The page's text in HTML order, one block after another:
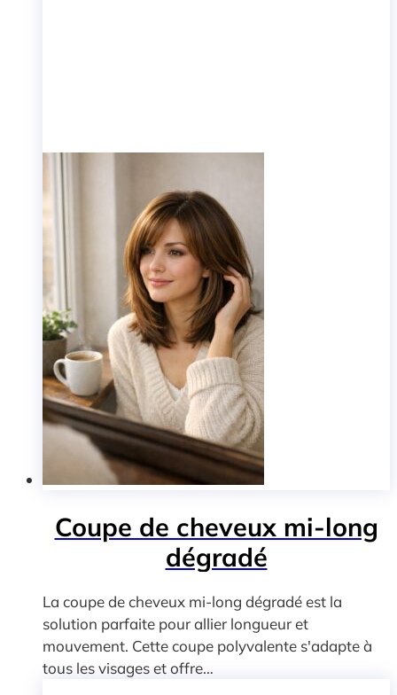
Coupe de cheveux mi-long
dégradé
La coupe de cheveux mi-long dégradé est la
solution parfaite pour allier longueur et
mouvement. Cette coupe polyvalente s'adapte à
tous les visages et offre…